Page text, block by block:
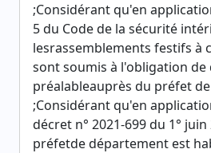
;Considérant qu'en
5 du Code de la sécurité
lesrassemblements festifs à
sont soumis à l'obligation de
préalableauprès du préfet
;Considérant qu'en
décret n° 2021-699 du 1°
préfetde département est